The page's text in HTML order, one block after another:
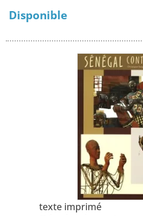
Disponible
texte imprimé